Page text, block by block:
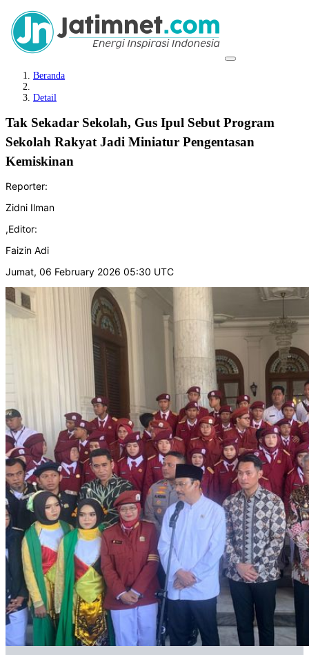
Beranda
Detail
Tak Sekadar Sekolah, Gus Ipul Sebut Program
Sekolah Rakyat Jadi Miniatur Pengentasan
Kemiskinan
Reporter:
Zidni Ilman
,Editor:
Faizin Adi
Jumat, 06 February 2026 05:30 UTC